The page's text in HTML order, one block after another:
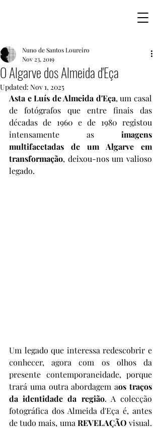
O Algarve dos Almeida d'Eça
Nuno de Santos Loureiro
Nov 23, 2019
Updated: Nov 1, 2025
Asta e Luís de Almeida d'Eça, um casal
de fotógrafos que entre finais das
décadas de 1960 e de 1980 registou
intensamente as imagens
multifacetadas de um Algarve em
transformação, deixou-nos um valioso
legado.
Um legado que interessa redescobrir e
conhecer, agora com os olhos da
presente contemporaneidade, porque
trará uma outra abordagem aos traços
da identidade da região. A colecção
fotográfica dos Almeida d'Eça é, antes
de tudo mais, uma REVELAÇÃO visual.